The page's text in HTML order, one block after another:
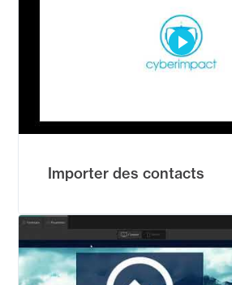
Importer des contacts